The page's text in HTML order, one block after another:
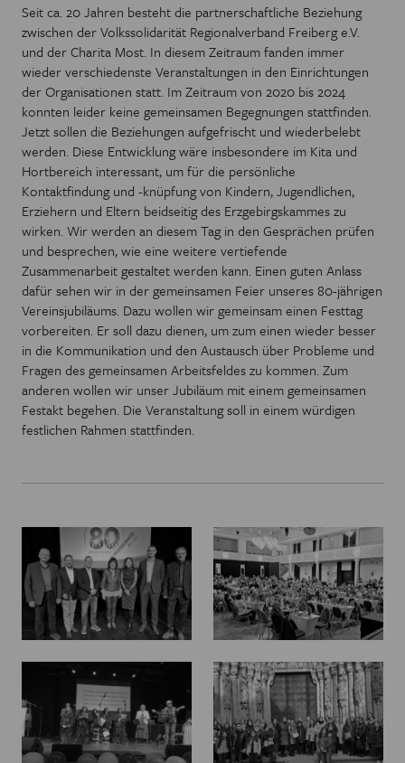
Seit ca. 20 Jahren besteht die partnerschaftliche Beziehung
zwischen der Volkssolidarität Regionalverband Freiberg e.V.
und der Charita Most. In diesem Zeitraum fanden immer
wieder verschiedenste Veranstaltungen in den Einrichtungen
der Organisationen statt. Im Zeitraum von 2020 bis 2024
konnten leider keine gemeinsamen Begegnungen stattfinden.
Jetzt sollen die Beziehungen aufgefrischt und wiederbelebt
werden. Diese Entwicklung wäre insbesondere im Kita und
Hortbereich interessant, um für die persönliche
Kontaktfindung und -knüpfung von Kindern, Jugendlichen,
Erziehern und Eltern beidseitig des Erzgebirgskammes zu
wirken. Wir werden an diesem Tag in den Gesprächen prüfen
und besprechen, wie eine weitere vertiefende
Zusammenarbeit gestaltet werden kann. Einen guten Anlass
dafür sehen wir in der gemeinsamen Feier unseres 80-jährigen
Vereinsjubiläums. Dazu wollen wir gemeinsam einen Festtag
vorbereiten. Er soll dazu dienen, um zum einen wieder besser
in die Kommunikation und den Austausch über Probleme und
Fragen des gemeinsamen Arbeitsfeldes zu kommen. Zum
anderen wollen wir unser Jubiläum mit einem gemeinsamen
Festakt begehen. Die Veranstaltung soll in einem würdigen
festlichen Rahmen stattfinden.